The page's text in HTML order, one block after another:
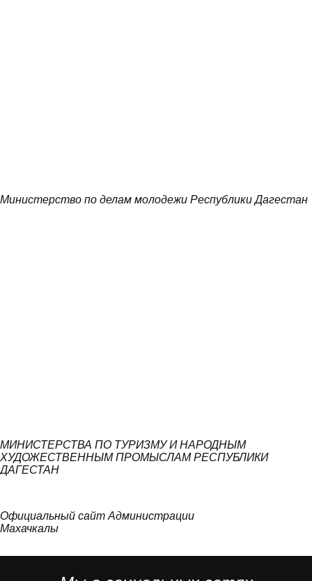
Министерство по делам молодежи Республики Дагестан
МИНИСТЕРСТВА ПО ТУРИЗМУ И НАРОДНЫМ
ХУДОЖЕСТВЕННЫМ ПРОМЫСЛАМ РЕСПУБЛИКИ
ДАГЕСТАН
Официальный сайт Администрации
Махачкалы